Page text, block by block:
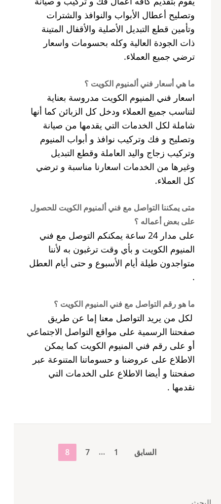
وتصليح أعطال الأبواب والنوافذ والشترات
وتأمين قطع التبديل الأصلية والأقفال المتينة
ذات الجودة العالية وكله بحسومات واسعار
ترضي جميع العملاء.
ما هي أسعار فني ألمنيوم الكويت ؟
اسعار فني المنيوم الكويت مدروسة بعناية
لتناسب جميع العملاء ودخل كل الزبائن كما أنها
شاملة لكل الخدمات التي يقدمها من صيانة
وتصليح و فك وتركيب نوافذ و أبواب المنيوم
وتركيب زجاج واليد العاملة وقطع التبديل
وغيرها من الخدمات اسعارنا مناسبة و ترضي
كل العملاء.
متى يمكننا التواصل مع فني ألمنيوم الكويت للحصول
على بعض أعماله ؟
على مدار 24 ساعة يمكنكم التوصل مع فني
المنيوم الكويت و بأي وقت ترغبون به لأننا
متواجدون طيلة أيام الأسبوع و حتى أيام العطل
.
ما هو رقم التواصل مع فني المنيوم الكويت ؟
لكل من يريد التواصل معنا إما عن طريق
صفحتنا الرسمية على مواقع التواصل الاجتماعي
أو على رقم فني المنيوم الكويت كما يمكن
الاطلاع على عروضنا و حسوماتنا المتنوعة عبر
صفحتنا و أيضا الاطلاع على الخدمات التي
نقدمها .
السابق صفحة
1
… صفحة
7 صفحة
8